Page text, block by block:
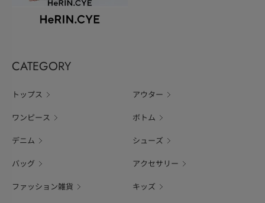
CATEGORY
トップス アウター
ワンピース ボトム
デニム シューズ
バッグ アクセサリー
ファッション雑貨 キッズ